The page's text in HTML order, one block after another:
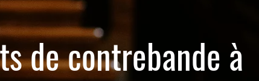
de contrebande à